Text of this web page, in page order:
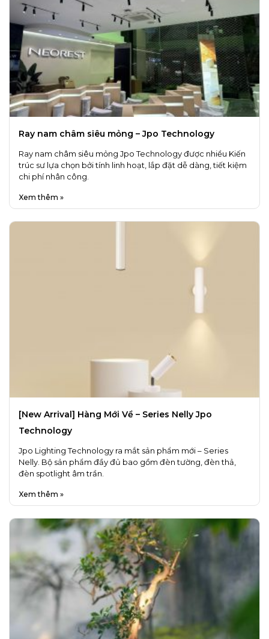
Ray nam châm siêu mỏng – Jpo Technology
Ray nam châm siêu mỏng Jpo Technology được nhiều Kiến
trúc sư lựa chọn bởi tính linh hoạt, lắp đặt dễ dàng, tiết kiệm
chi phí nhân công.
Xem thêm »
[New Arrival] Hàng Mới Về – Series Nelly Jpo
Technology
Jpo Lighting Technology ra mắt sản phẩm mới – Series
Nelly. Bộ sản phẩm đầy đủ bao gồm đèn tường, đèn thả,
đèn spotlight âm trần.
Xem thêm »